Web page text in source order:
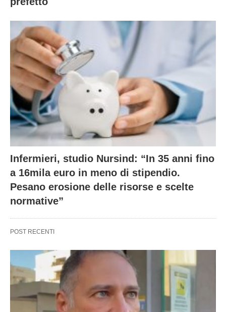
Infermieri, studio Nursind: “In 35 anni fino
a 16mila euro in meno di stipendio.
Pesano erosione delle risorse e scelte
normative”
POST RECENTI